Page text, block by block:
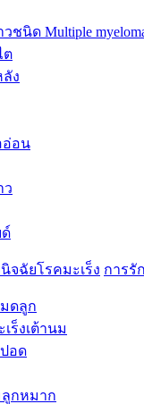
ชนิด Multiple
ต
ง
อ่อน
ว
ด์
จฉัยโรคมะเร็ง การรั
ดลูก
ร็งเต้านม
อด
ลูกหมาก